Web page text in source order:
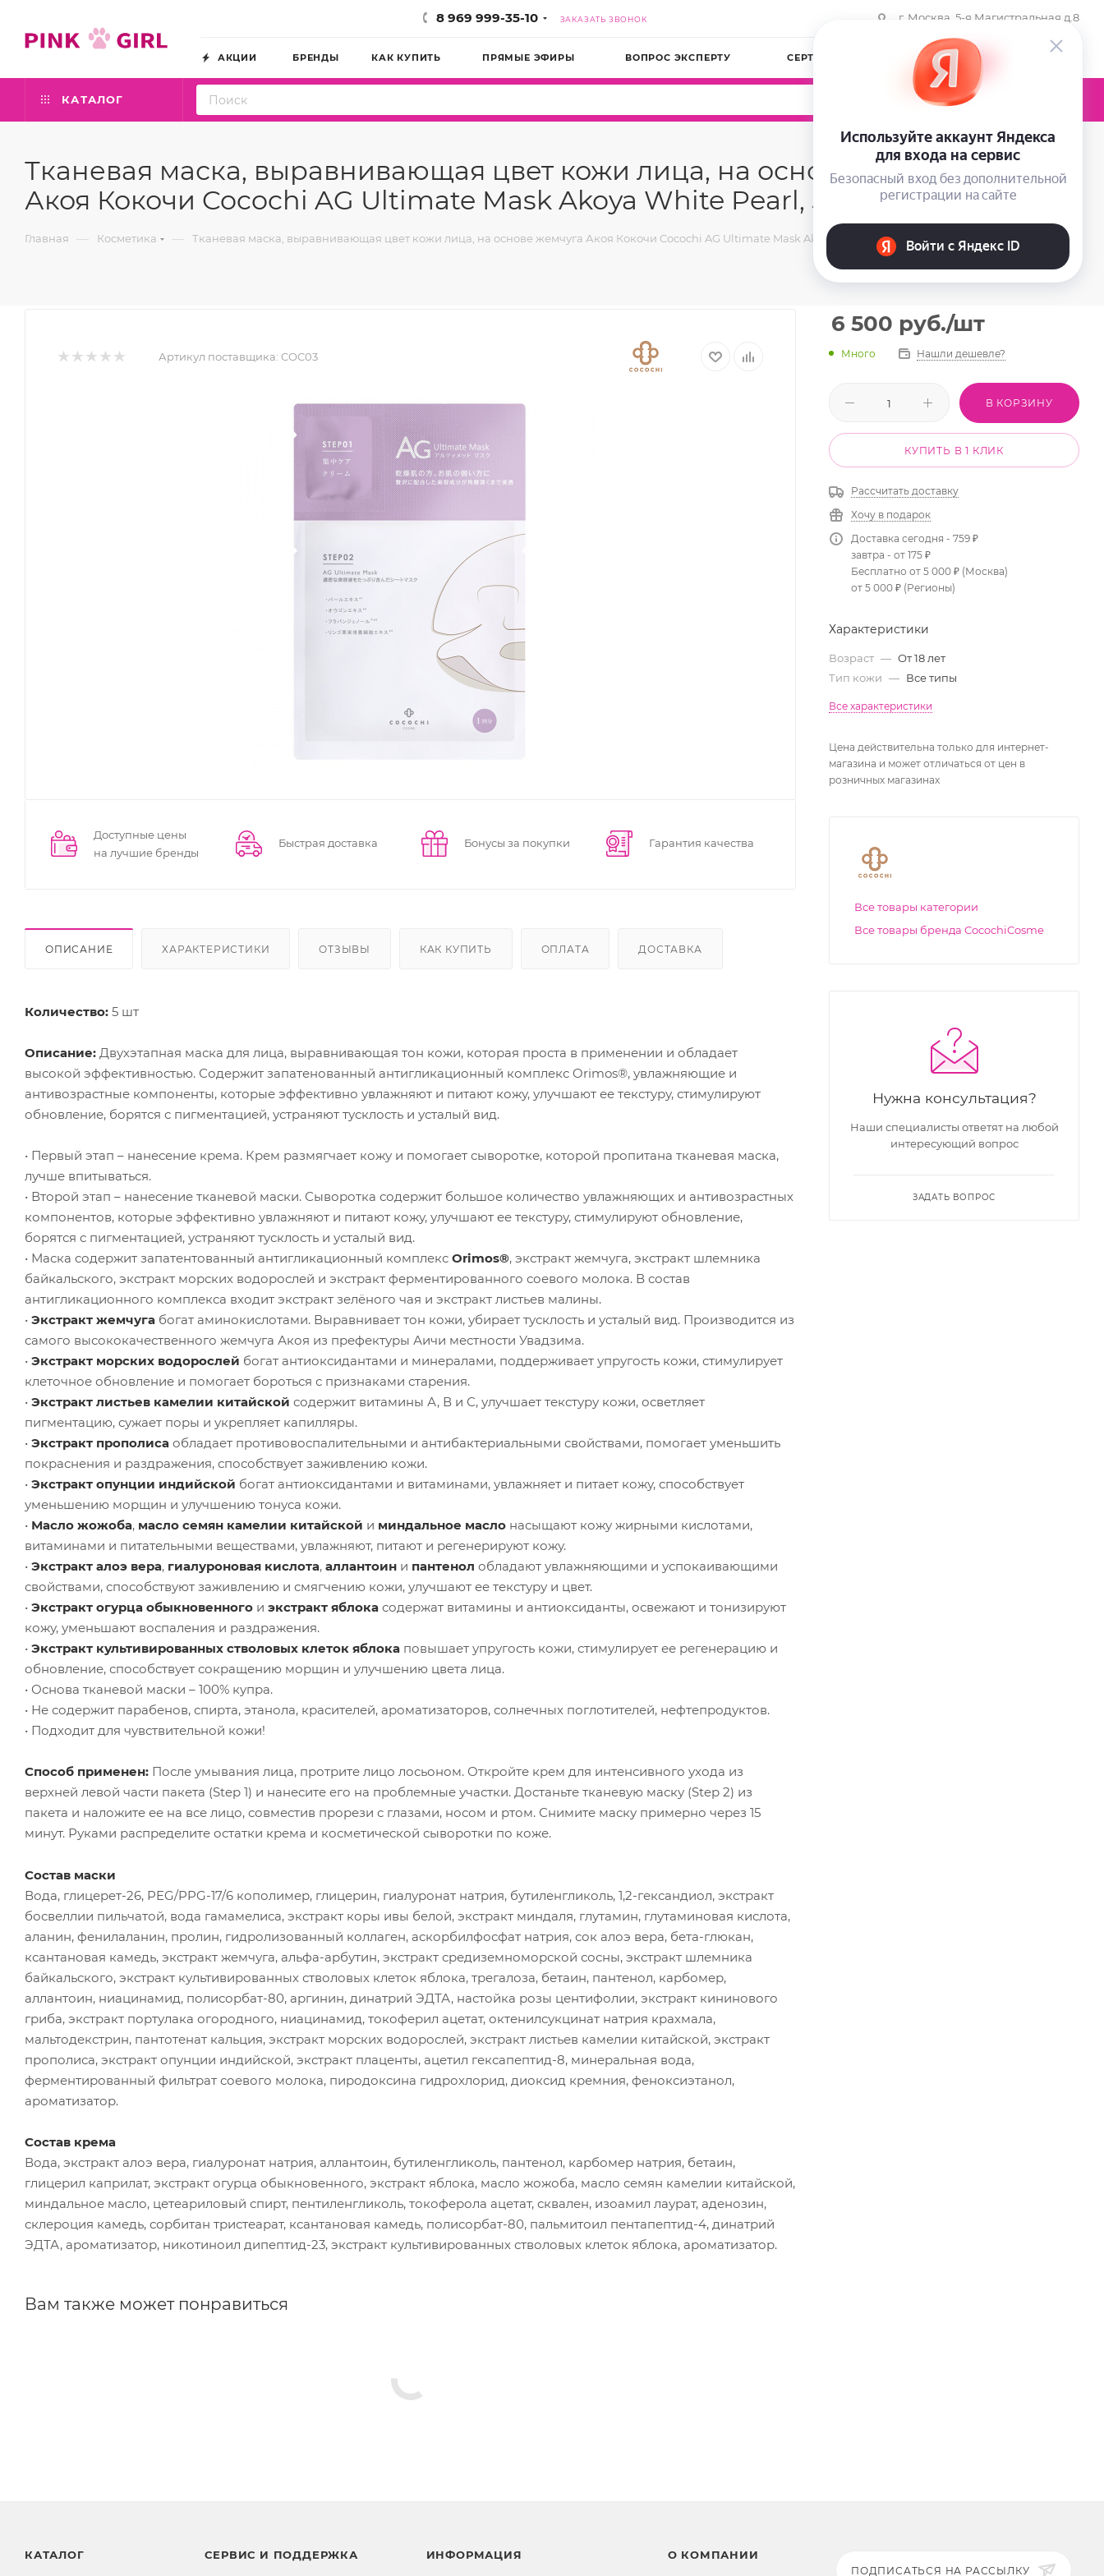
8 969 999-35-10 ЗАКАЗАТЬ ЗВОНОК г. Москва, 5-я Магистральная д.8
АКЦИИ БРЕНДЫ КАК КУПИТЬ ПРЯМЫЕ ЭФИРЫ ВОПРОС ЭКСПЕРТУ СЕРТИФИКАТЫ КОМПАНИЯ
КАТАЛОГ 0
Тканевая маска, выравнивающая цвет кожи лица, на основе жемчуга
Акоя Кокочи Cocochi AG Ultimate Mask Akoya White Pearl, 5 шт
Главная — Косметика — Тканевая маска, выравнивающая цвет кожи лица, на основе жемчуга Акоя Кокочи Cocochi AG Ultimate Mask Akoya White Pearl, 5 шт
Артикул поставщика: COC03
Доступные цены
на лучшие бренды
Быстрая доставка Бонусы за покупки Гарантия качества
ОПИСАНИЕ ХАРАКТЕРИСТИКИ ОТЗЫВЫ КАК КУПИТЬ ОПЛАТА ДОСТАВКА
Количество: 5 шт
Описание: Двухэтапная маска для лица, выравнивающая тон кожи, которая проста в применении и обладает
высокой эффективностью. Содержит запатенованный антигликационный комплекс Orimos®, увлажняющие и
антивозрастные компоненты, которые эффективно увлажняют и питают кожу, улучшают ее текстуру, стимулируют
обновление, борятся с пигментацией, устраняют тусклость и усталый вид.
• Первый этап – нанесение крема. Крем размягчает кожу и помогает сыворотке, которой пропитана тканевая маска,
лучше впитываться.
• Второй этап – нанесение тканевой маски. Сыворотка содержит большое количество увлажняющих и антивозрастных
компонентов, которые эффективно увлажняют и питают кожу, улучшают ее текстуру, стимулируют обновление,
борятся с пигментацией, устраняют тусклость и усталый вид.
• Маска содержит запатентованный антигликационный комплекс Orimos®, экстракт жемчуга, экстракт шлемника
байкальского, экстракт морских водорослей и экстракт ферментированного соевого молока. В состав
антигликационного комплекса входит экстракт зелёного чая и экстракт листьев малины.
• Экстракт жемчуга богат аминокислотами. Выравнивает тон кожи, убирает тусклость и усталый вид. Производится из
самого высококачественного жемчуга Акоя из префектуры Аичи местности Увадзима.
• Экстракт морских водорослей богат антиоксидантами и минералами, поддерживает упругость кожи, стимулирует
клеточное обновление и помогает бороться с признаками старения.
• Экстракт листьев камелии китайской содержит витамины А, В и С, улучшает текстуру кожи, осветляет
пигментацию, сужает поры и укрепляет капилляры.
• Экстракт прополиса обладает противовоспалительными и антибактериальными свойствами, помогает уменьшить
покраснения и раздражения, способствует заживлению кожи.
• Экстракт опунции индийской богат антиоксидантами и витаминами, увлажняет и питает кожу, способствует
уменьшению морщин и улучшению тонуса кожи.
• Масло жожоба, масло семян камелии китайской и миндальное масло насыщают кожу жирными кислотами,
витаминами и питательными веществами, увлажняют, питают и регенерируют кожу.
• Экстракт алоэ вера, гиалуроновая кислота, аллантоин и пантенол обладают увлажняющими и успокаивающими
свойствами, способствуют заживлению и смягчению кожи, улучшают ее текстуру и цвет.
• Экстракт огурца обыкновенного и экстракт яблока содержат витамины и антиоксиданты, освежают и тонизируют
кожу, уменьшают воспаления и раздражения.
• Экстракт культивированных стволовых клеток яблока повышает упругость кожи, стимулирует ее регенерацию и
обновление, способствует сокращению морщин и улучшению цвета лица.
• Основа тканевой маски – 100% купра.
• Не содержит парабенов, спирта, этанола, красителей, ароматизаторов, солнечных поглотителей, нефтепродуктов.
• Подходит для чувствительной кожи!
Способ применен: После умывания лица, протрите лицо лосьоном. Откройте крем для интенсивного ухода из
верхней левой части пакета (Step 1) и нанесите его на проблемные участки. Достаньте тканевую маску (Step 2) из
пакета и наложите ее на все лицо, совместив прорези с глазами, носом и ртом. Снимите маску примерно через 15
минут. Руками распределите остатки крема и косметической сыворотки по коже.
Состав маски
Вода, глицерет-26, PEG/PPG-17/6 кополимер, глицерин, гиалуронат натрия, бутиленгликоль, 1,2-гександиол, экстракт
босвеллии пильчатой, вода гамамелиса, экстракт коры ивы белой, экстракт миндаля, глутамин, глутаминовая кислота,
аланин, фенилаланин, пролин, гидролизованный коллаген, аскорбилфосфат натрия, сок алоэ вера, бета-глюкан,
ксантановая камедь, экстракт жемчуга, альфа-арбутин, экстракт средиземноморской сосны, экстракт шлемника
байкальского, экстракт культивированных стволовых клеток яблока, трегалоза, бетаин, пантенол, карбомер,
аллантоин, ниацинамид, полисорбат-80, аргинин, динатрий ЭДТА, настойка розы центифолии, экстракт кининового
гриба, экстракт портулака огородного, ниацинамид, токоферил ацетат, октенилсукцинат натрия крахмала,
мальтодекстрин, пантотенат кальция, экстракт морских водорослей, экстракт листьев камелии китайской, экстракт
прополиса, экстракт опунции индийской, экстракт плаценты, ацетил гексапептид-8, минеральная вода,
ферментированный фильтрат соевого молока, пиродоксина гидрохлорид, диоксид кремния, феноксиэтанол,
ароматизатор.
Состав крема
Вода, экстракт алоэ вера, гиалуронат натрия, аллантоин, бутиленгликоль, пантенол, карбомер натрия, бетаин,
глицерил каприлат, экстракт огурца обыкновенного, экстракт яблока, масло жожоба, масло семян камелии китайской,
миндальное масло, цетеариловый спирт, пентиленгликоль, токоферола ацетат, сквален, изоамил лаурат, аденозин,
склероция камедь, сорбитан тристеарат, ксантановая камедь, полисорбат-80, пальмитоил пентапептид-4, динатрий
ЭДТА, ароматизатор, никотиноил дипептид-23, экстракт культивированных стволовых клеток яблока, ароматизатор.
Вам также может понравиться
6 500 руб./шт
Много Нашли дешевле?
В КОРЗИНУ
КУПИТЬ В 1 КЛИК
Рассчитать доставку
Хочу в подарок
Доставка сегодня - 759 ₽
завтра - от 175 ₽
Бесплатно от 5 000 ₽ (Москва)
от 5 000 ₽ (Регионы)
Характеристики
Возраст — От 18 лет
Тип кожи — Все типы
Все характеристики
Цена действительна только для интернет-
магазина и может отличаться от цен в
розничных магазинах
Все товары категории
Все товары бренда CocochiCosme
Нужна консультация?
Наши специалисты ответят на любой
интересующий вопрос
ЗАДАТЬ ВОПРОС
КАТАЛОГ СЕРВИС И ПОДДЕРЖКА ИНФОРМАЦИЯ О КОМПАНИИ
ПОДПИСАТЬСЯ НА РАССЫЛКУ